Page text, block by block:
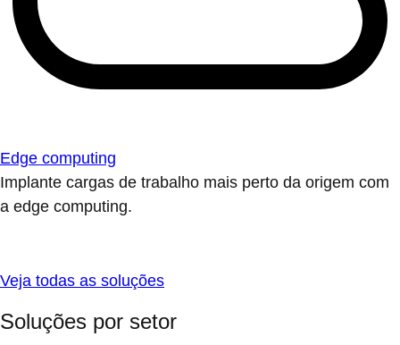
Edge computing
Implante cargas de trabalho mais perto da origem com
a edge computing.
Veja todas as soluções
Soluções por setor